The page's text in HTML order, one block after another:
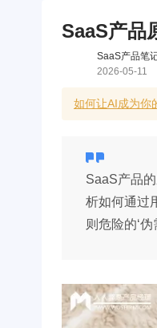
SaaS产品
SaaS产品笔
2026-05-11
如何让AI成为你
SaaS产品
析如何通过
则危险的‘伪